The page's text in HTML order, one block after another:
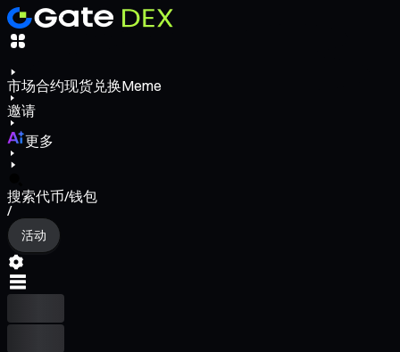
市场合约现货兑换Meme
邀请
更多
搜索代币/钱包
/
活动